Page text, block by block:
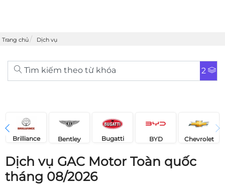
Trang chủ Dịch vụ
Tìm kiếm theo từ khóa 2
Brilliance Bentley Bugatti BYD Chevrolet
Dịch vụ GAC Motor Toàn quốc
tháng 08/2026